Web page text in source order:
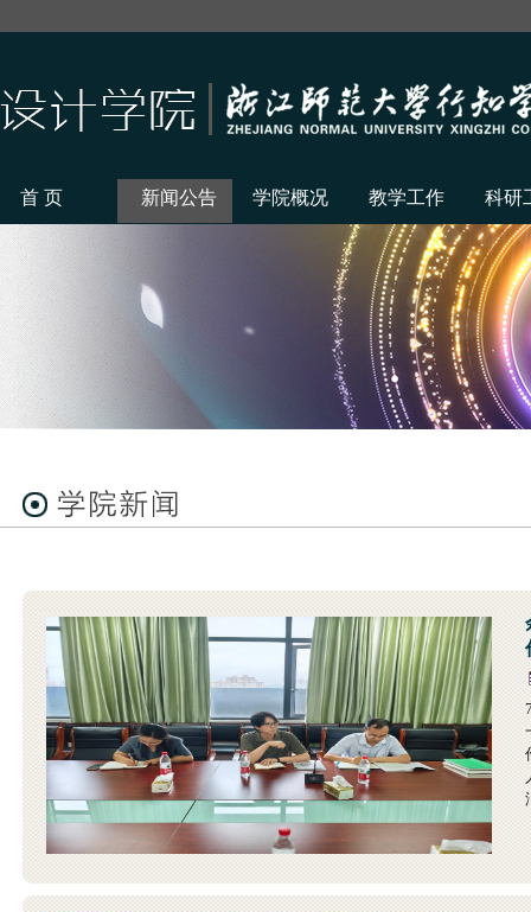
首 页 新闻公告 学院概况 教学工作 科研